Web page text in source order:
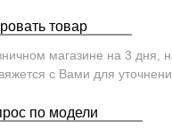
товар
магазине на 3 дня,
с Вами для
по модели